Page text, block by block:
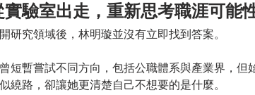
實驗室出走，重新思考職涯可能
研究領域後，林明璇並沒有立即找到答案。
短暫嘗試不同方向，包括公職體系與產業界，
繞路，卻讓她更清楚自己不想要的是什麼。